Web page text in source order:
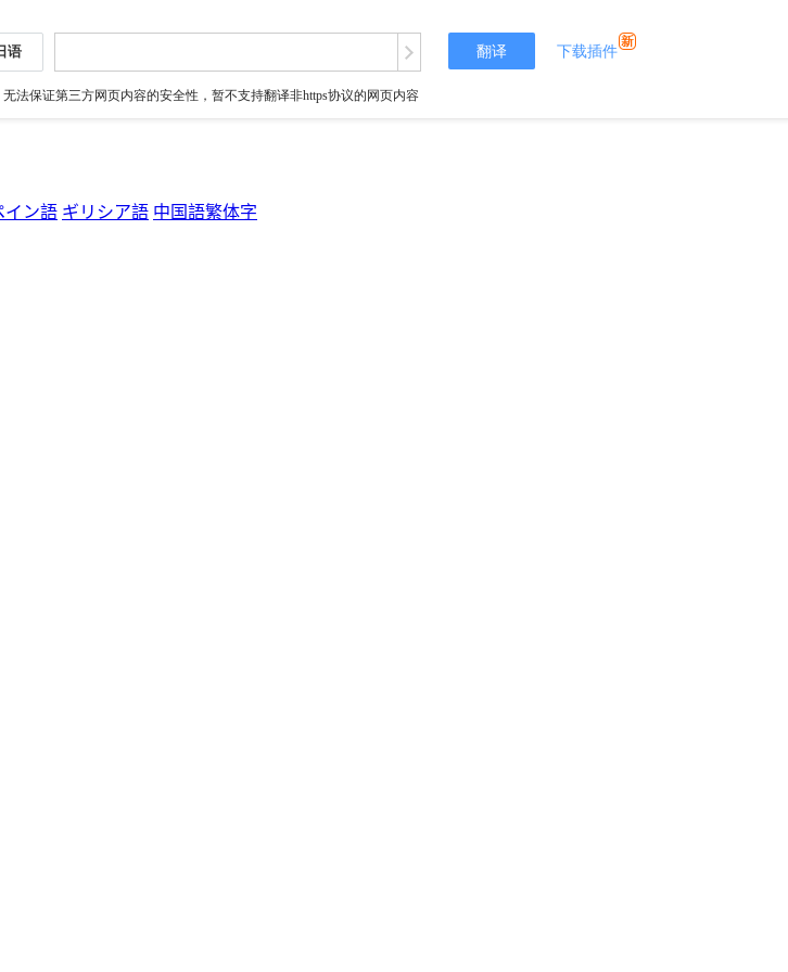
语 翻译 下载插件
法保证第三方网页内容的安全性，暂不支持翻译非https协议的网页内容